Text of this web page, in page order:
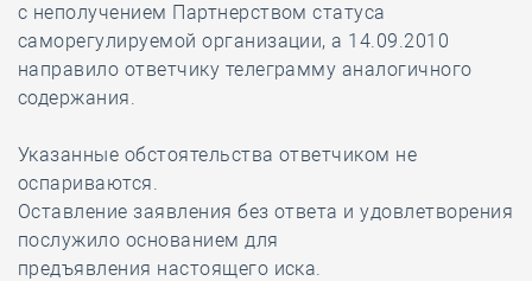
с неполучением Партнерством статуса
саморегулируемой организации, а 14.09.2010
направило ответчику телеграмму аналогичного
содержания.
Указанные обстоятельства ответчиком не
оспариваются.
Оставление заявления без ответа и удовлетворения
послужило основанием для
предъявления настоящего иска.